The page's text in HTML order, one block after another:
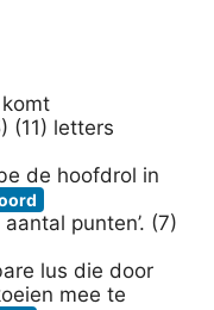
(11) letters
de hoofdrol in
punten’. (7)
lus die door
mee te